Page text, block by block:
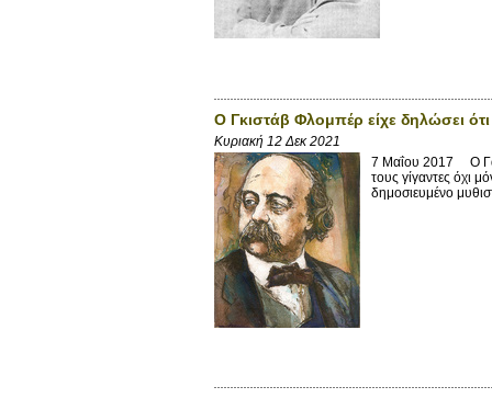
Ο Γκιστάβ Φλομπέρ είχε δηλώσει
Κυριακή 12 Δεκ 2021
7 Μαΐου 2017 Ο
τους γίγαντες όχι
δημοσιευμένο